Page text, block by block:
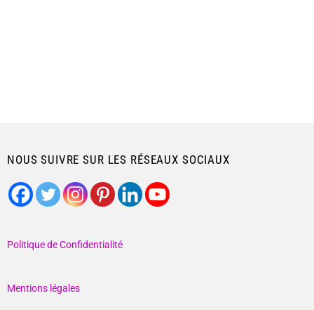
NOUS SUIVRE SUR LES RÉSEAUX SOCIAUX
Politique de Confidentialité
Mentions légales